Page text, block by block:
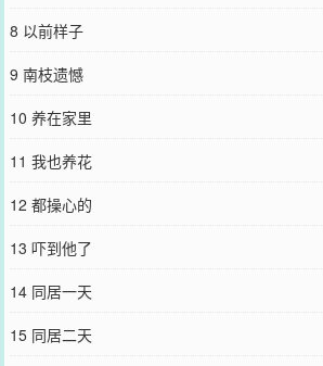
8 以前样子
9 南枝遗憾
10 养在家里
11 我也养花
12 都操心的
13 吓到他了
14 同居一天
15 同居二天